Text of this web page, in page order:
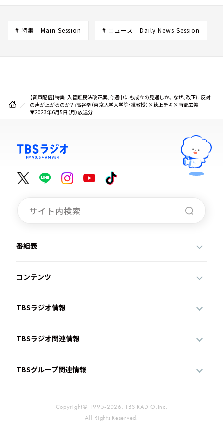
# 特集＝Main Session # ニュース＝Daily News Session
【音声配信】特集「入管難民法改正案、今週中にも成立の見通しか。なぜ、改正に反対
の声が上がるのか？」高谷幸（東京大学大学院・准教授）×荻上チキ×南部広美
▼2023年6月5日（月）放送分
番組表
コンテンツ
TBSラジオ情報
TBSラジオ関連情報
TBSグループ関連情報
Copyright© 1995-2026, TBS RADIO,Inc.
All Rights Reserved.